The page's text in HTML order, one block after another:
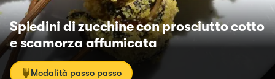
Spiedini di zucchine con prosciutto cotto
e scamorza affumicata
Modalità passo passo